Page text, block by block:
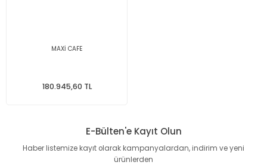
MAXİ CAFE
180.945,60 TL
E-Bülten'e Kayıt Olun
Haber listemize kayıt olarak kampanyalardan, indirim ve yeni
ürünlerden